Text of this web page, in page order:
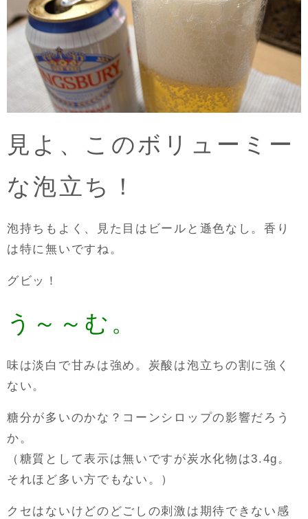
見よ、このボリューミー
な泡立ち！
泡持ちもよく、見た目はビールと遜色なし。香り
は特に無いですね。
グビッ！
う～～む。
味は淡白で甘みは強め。炭酸は泡立ちの割に強く
ない。
糖分が多いのかな？コーンシロップの影響だろう
か。
（糖質として表示は無いですが炭水化物は3.4g。
それほど多い方でもない。）
クセはないけどのどごしの刺激は期待できない感